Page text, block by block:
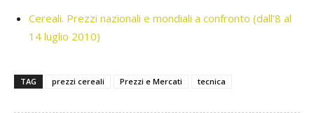
Cereali. Prezzi nazionali e mondiali a confronto (dall’8 al
14 luglio 2010)
TAG prezzi cereali Prezzi e Mercati tecnica